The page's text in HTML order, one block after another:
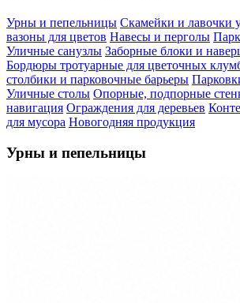
Урны и пепельницы Скамейки и лавочки
вазоны для цветов Навесы и перголы
Уличные санузлы Заборные блоки и
Бордюры тротуарные для цветочных
столбики и парковочные барьеры
Уличные столы Опорные, подпорные
навигация Ограждения для деревьев
для мусора Новогодняя продукция
Урны и пепельницы